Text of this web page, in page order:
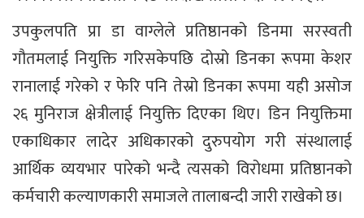
उपकुलपति प्रा डा वाग्लेले प्रतिष्ठानको डिनमा सरस्वती
गौतमलाई नियुक्ति गरिसकेपछि दोस्रो डिनका रूपमा केशर
रानालाई गरेको र फेरि पनि तेस्रो डिनका रूपमा यही असोज
२६ मुनिराज क्षेत्रीलाई नियुक्ति दिएका थिए। डिन नियुक्तिमा
एकाधिकार लादेर अधिकारको दुरुपयोग गरी संस्थालाई
आर्थिक व्ययभार पारेको भन्दै त्यसको विरोधमा प्रतिष्ठानको
कर्मचारी कल्याणकारी समाजले तालाबन्दी जारी राखेको छ।